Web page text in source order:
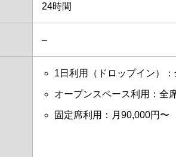
24時間
–
1日利用（ドロップイン）
オープンスペース利用：全
固定席利用：月90,000円〜